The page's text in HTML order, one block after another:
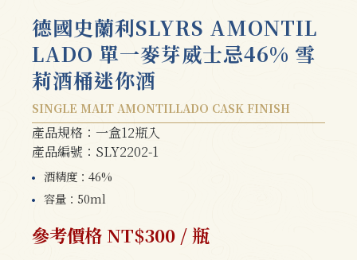
德國史蘭利SLYRS AMONTIL
LADO 單一麥芽威士忌46% 雪
莉酒桶迷你酒
SINGLE MALT AMONTILLADO CASK FINISH
產品規格：一盒12瓶入
產品編號：SLY2202-1
酒精度：46%
容量：50ml
參考價格 NT$300 / 瓶